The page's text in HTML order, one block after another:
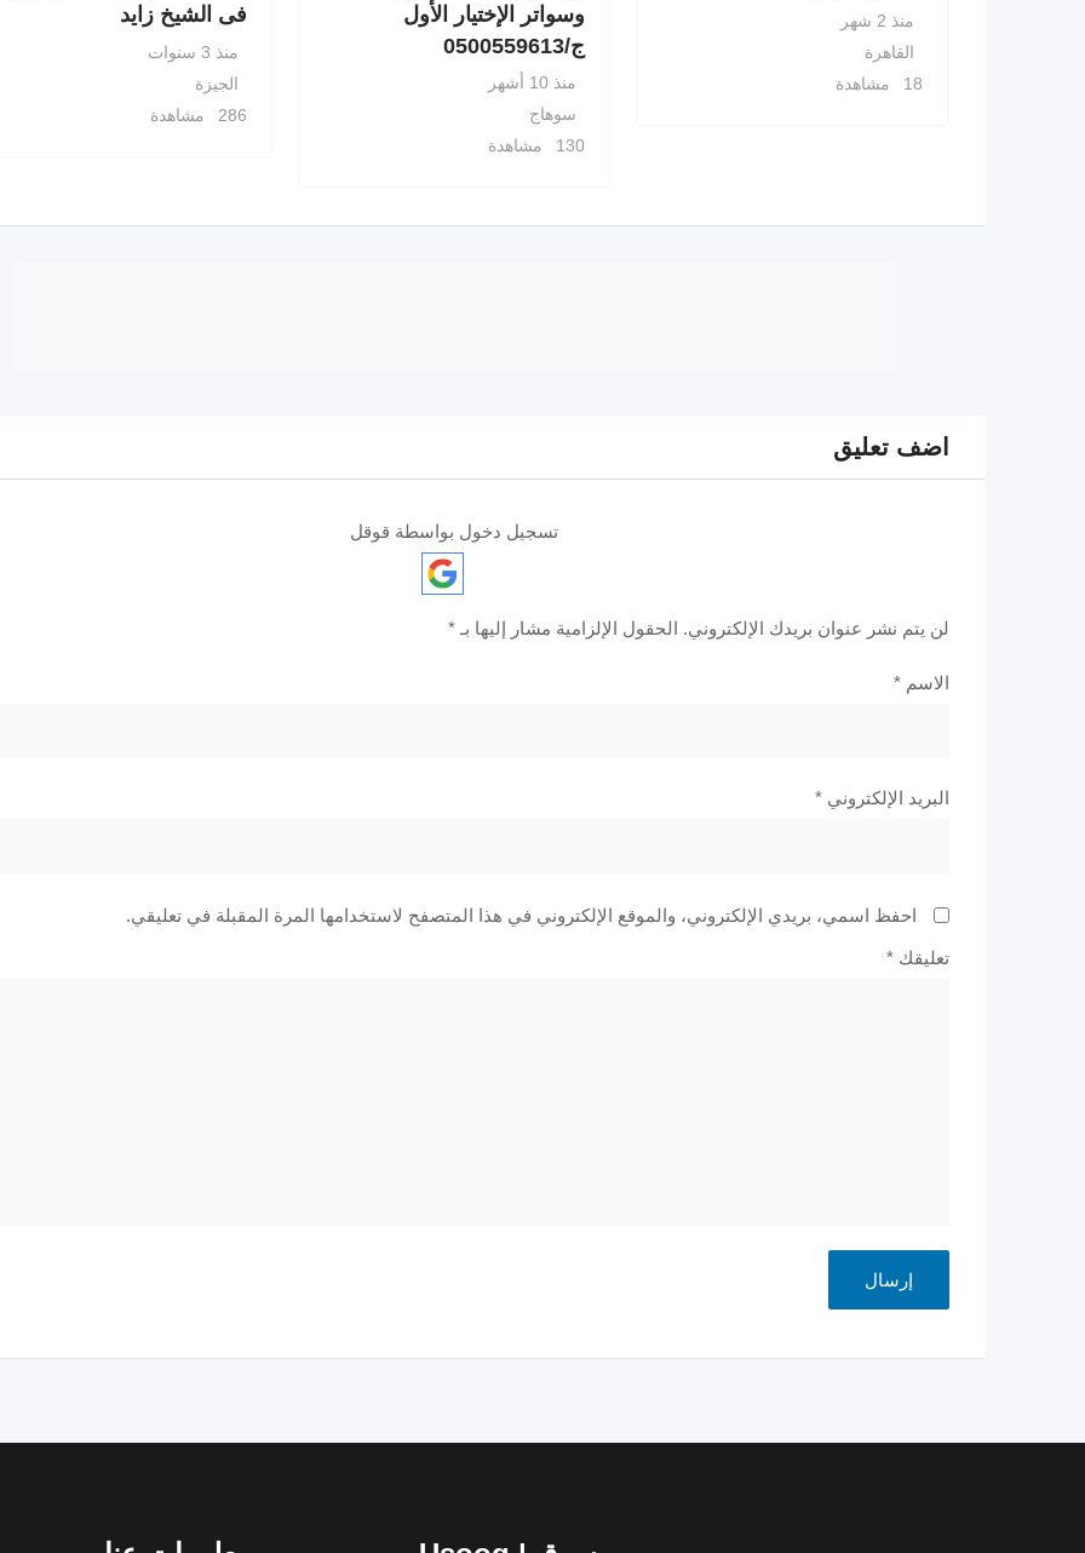
منذ 2 شهر
القاهرة
18 مشاهدة
وسواتر الإختيار الأول
ج/0500559613
منذ 10 أشهر
سوهاج
130 مشاهدة
فى الشيخ زايد
منذ 3 سنوات
الجيزة
286 مشاهدة
اضف تعليق
تسجيل دخول بواسطة قوقل
لن يتم نشر عنوان بريدك الإلكتروني. الحقول الإلزامية مشار إليها بـ *
الاسم *
البريد الإلكتروني *
احفظ اسمي، بريدي الإلكتروني، والموقع الإلكتروني في هذا المتصفح لاستخدامها المرة المقبلة في تعليقي.
تعليقك *